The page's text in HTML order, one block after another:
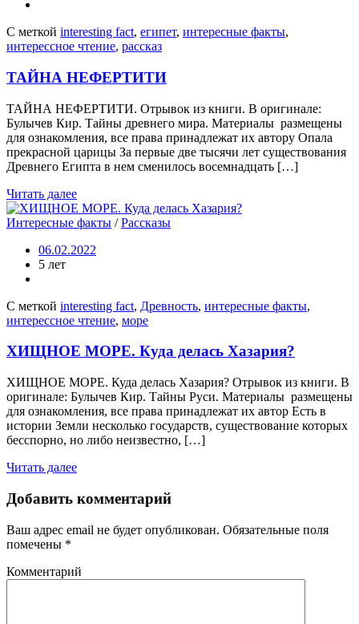
С меткой interesting fact, египет, интересные факты,
интерессное чтение, рассказ
ТАЙНА НЕФЕРТИТИ
ТАЙНА НЕФЕРТИТИ. Отрывок из книги. В оригинале:
Булычев Кир. Тайны древнего мира. Материалы размещены
для ознакомления, все права принадлежат их автору Опала
прекрасной царицы За первые две тысячи лет существования
Древнего Египта в нем сменилось восемнадцать […]
Читать далее
Интересные факты /Рассказы
06.02.2022
5 лет
С меткой interesting fact, Древность, интересные факты,
интерессное чтение, море
ХИЩНОЕ МОРЕ. Куда делась Хазария?
ХИЩНОЕ МОРЕ. Куда делась Хазария? Отрывок из книги. В
оригинале: Булычев Кир. Тайны Руси. Материалы размещены
для ознакомления, все права принадлежат их автор Есть в
истории Земли несколько государств, существование которых
бесспорно, но либо неизвестно, […]
Читать далее
Добавить комментарий
Ваш адрес email не будет опубликован. Обязательные поля
помечены *
Комментарий